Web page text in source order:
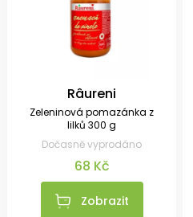
Râureni
Zeleninová pomazánka z
lilků 300 g
Dočasně vyprodáno
68 Kč
Zobrazit